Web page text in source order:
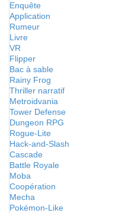
Enquête
Application
Rumeur
Livre
VR
Flipper
Bac à sable
Rainy Frog
Thriller narratif
Metroidvania
Tower Defense
Dungeon RPG
Rogue-Lite
Hack-and-Slash
Cascade
Battle Royale
Moba
Coopération
Mecha
Pokémon-Like